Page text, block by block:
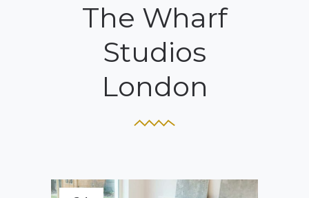
The Wharf
Studios
London